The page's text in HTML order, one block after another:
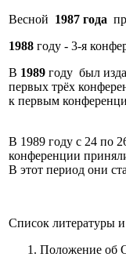
Весной 1987 года
1988 году - 3-я
В 1989 году был
первых трёх
к первым
В 1989 году с 24 по
конференции
В этот период они
Список литературы
Положение об